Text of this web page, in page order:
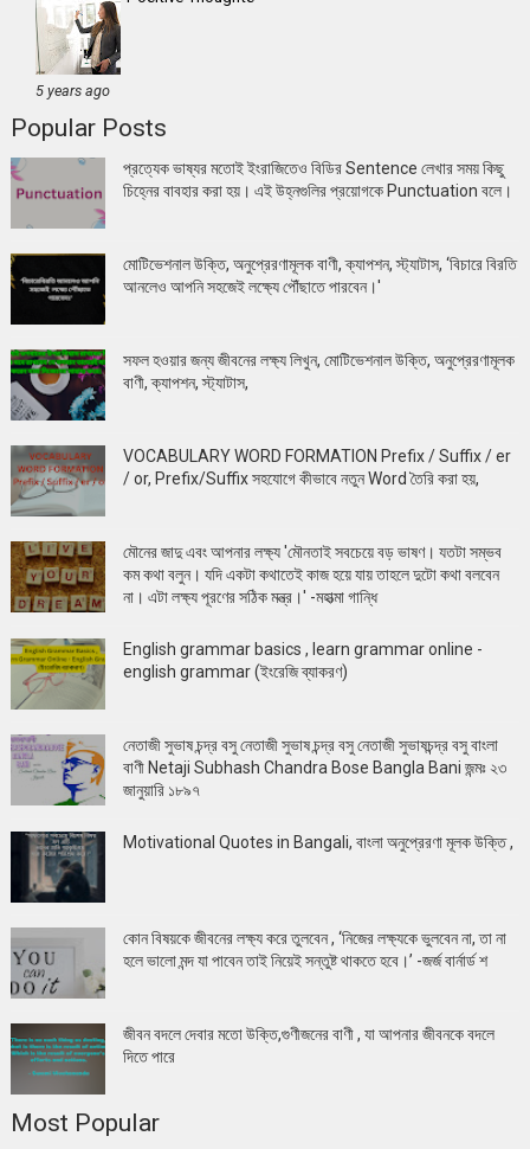
5 years ago
Popular Posts
প্রত্যেক ভাষ্যর মতোই ইংরাজিতেও বিডির Sentence লেখার সময় কিছু
চিহ্নের বাবহার করা হয়। এই উহ্নগুলির প্রয়োগকে Punctuation বলে।
মোটিভেশনাল উক্তি, অনুপ্রেরণামূলক বাণী, ক্যাপশন, স্ট্যাটাস, ‘বিচারে বিরতি
আনলেও আপনি সহজেই লক্ষ্যে পৌঁছাতে পারবেন।'
সফল হওয়ার জন্য জীবনের লক্ষ্য লিখুন, মোটিভেশনাল উক্তি, অনুপ্রেরণামূলক
বাণী, ক্যাপশন, স্ট্যাটাস,
VOCABULARY WORD FORMATION Prefix / Suffix / er
/ or, Prefix/Suffix সহযোগে কীভাবে নতুন Word তৈরি করা হয়,
মৌনের জাদু এবং আপনার লক্ষ্য 'মৌনতাই সবচেয়ে বড় ভাষণ। যতটা সম্ভব
কম কথা বলুন। যদি একটা কথাতেই কাজ হয়ে যায় তাহলে দুটো কথা বলবেন
না। এটা লক্ষ্য পূরণের সঠিক মন্ত্র।' -মহাত্মা গান্ধি
English grammar basics , learn grammar online -
english grammar (ইংরেজি ব্যাকরণ)
নেতাজী সুভাষ চন্দ্র বসু নেতাজী সুভাষ চন্দ্র বসু নেতাজী সুভাষচন্দ্র বসু বাংলা
বাণী Netaji Subhash Chandra Bose Bangla Bani জন্মঃ ২৩
জানুয়ারি ১৮৯৭
Motivational Quotes in Bangali, বাংলা অনুপ্রেরণা মূলক উক্তি ,
কোন বিষয়কে জীবনের লক্ষ্য করে তুলবেন , ‘নিজের লক্ষ্যকে ভুলবেন না, তা না
হলে ভালো মন্দ যা পাবেন তাই নিয়েই সন্তুষ্ট থাকতে হবে।’ -জর্জ বার্নার্ড শ
জীবন বদলে দেবার মতো উক্তি,গুণীজনের বাণী , যা আপনার জীবনকে বদলে
দিতে পারে
Most Popular